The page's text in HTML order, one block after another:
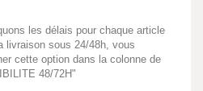
les délais pour chaque article
livraison sous 24/48h, vous
cette option dans la colonne de
48/72H"